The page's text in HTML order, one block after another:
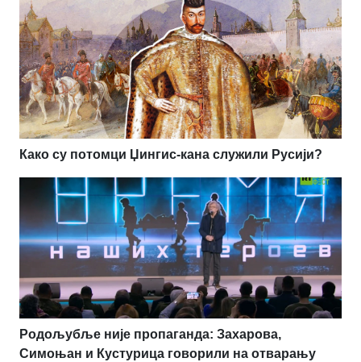
Како су потомци Џингис-кана служили Русији?
Родољубље није пропаганда: Захарова,
Симоњан и Кустурица говорили на отварању